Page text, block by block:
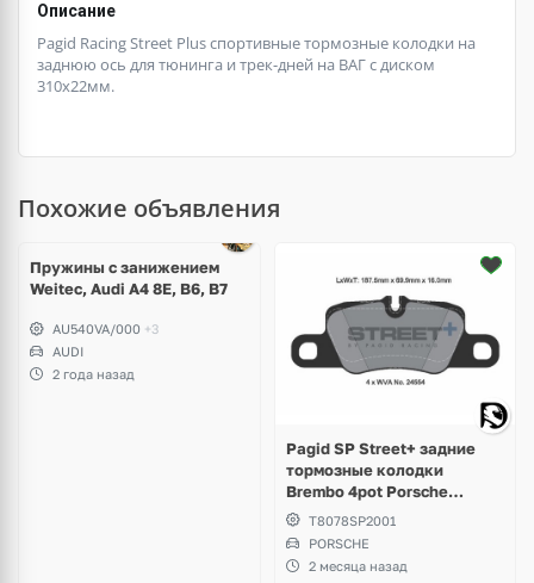
Описание
Pagid Racing Street Plus спортивные тормозные колодки на
заднюю ось для тюнинга и трек-дней на ВАГ с диском
310х22мм.
Похожие объявления
Пружины с занижением
Weitec, Audi A4 8E, B6, B7
AU540VA/000 +3
AUDI
2 года назад
Pagid SP Street+ задние
тормозные колодки
Brembo 4pot Porsche
Panamera Sport Turismo
T8078SP2001
PORSCHE
2 месяца назад